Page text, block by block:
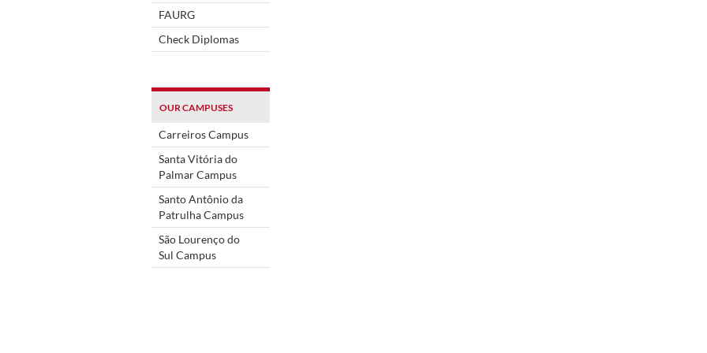
FAURG
Check Diplomas
OUR CAMPUSES
Carreiros Campus
Santa Vitória do
Palmar Campus
Santo Antônio da
Patrulha Campus
São Lourenço do
Sul Campus